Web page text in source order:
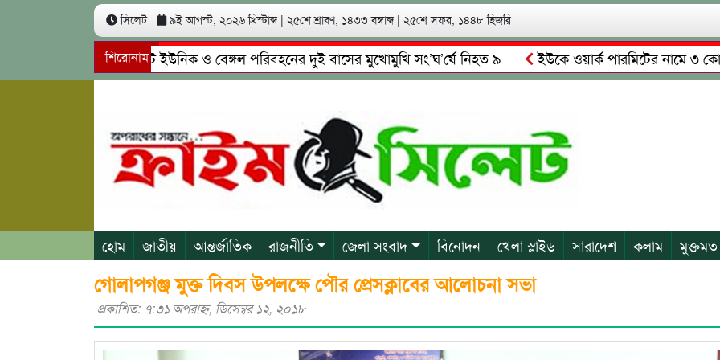
সিলেট ৯ই আগস্ট, ২০২৬ খ্রিস্টাব্দ | ২৫শে শ্রাবণ, ১৪৩৩ বঙ্গাব্দ | ২৫শে সফর, ১৪৪৮ হিজরি
শিরোনাম
সিলেটে ইউনিক ও বেঙ্গল পরিবহনের দুই বাসের মুখোমুখি সং’ঘ’র্ষে নিহত ৯ ইউকে ওয়ার্ক পারমিটের নামে ৩ কোটি ৬০
গোয়াইনঘাটে প্রেমের ফাঁদে তরুণী পাচার: মাদকাসক্ত রিমালকে গ্রেপ্তারের দাবি স্থানীয়দের
গোয়াইনঘাটে আলিম উদ্দিনের
হোম জাতীয় আন্তর্জাতিক রাজনীতি জেলা সংবাদ বিনোদন খেলা স্লাইড সারাদেশ কলাম মুক্তমত
গোলাপগঞ্জ মুক্ত দিবস উপলক্ষে পৌর প্রেসক্লাবের আলোচনা সভা
প্রকাশিত: ৭:৩১ অপরাহ্ণ, ডিসেম্বর ১২, ২০১৮